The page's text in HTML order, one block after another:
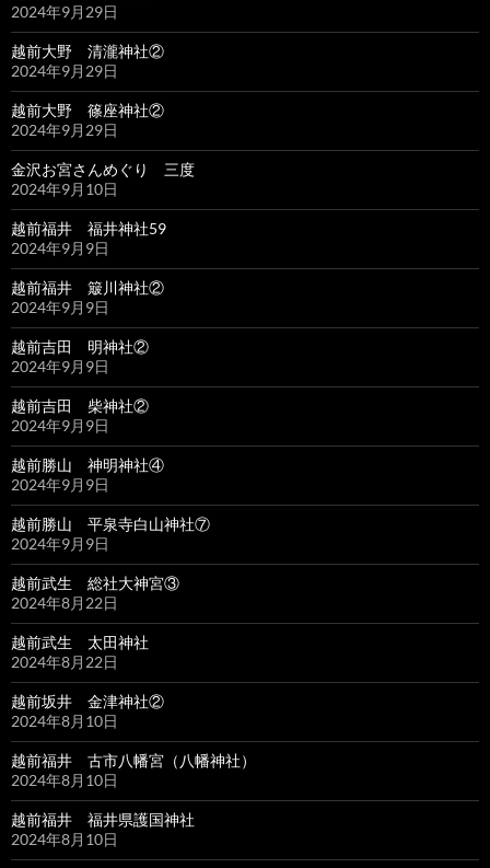
2024年9月29日
越前大野 清瀧神社②
2024年9月29日
越前大野 篠座神社②
2024年9月29日
金沢お宮さんめぐり 三度
2024年9月10日
越前福井 福井神社59
2024年9月9日
越前福井 簸川神社②
2024年9月9日
越前吉田 明神社②
2024年9月9日
越前吉田 柴神社②
2024年9月9日
越前勝山 神明神社④
2024年9月9日
越前勝山 平泉寺白山神社⑦
2024年9月9日
越前武生 総社大神宮③
2024年8月22日
越前武生 太田神社
2024年8月22日
越前坂井 金津神社②
2024年8月10日
越前福井 古市八幡宮（八幡神社）
2024年8月10日
越前福井 福井県護国神社
2024年8月10日